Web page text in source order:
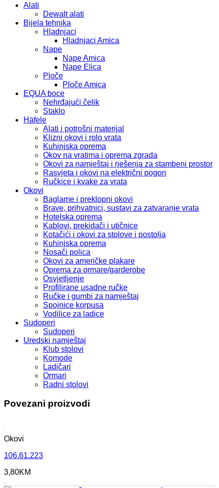
Alati
Dewalt alati
Bijela tehnika
Hladnjaci
Hladnjaci Amica
Nape
Nape Amica
Nape Elica
Ploče
Ploče Amica
EQUA boce
Nehrđajući čelik
Staklo
Häfele
Alati i potrošni materijal
Klizni okovi i rolo vrata
Kuhinjska oprema
Okov na vratima i oprema zgrada
Okovi za namještaj i rješenja za stambeni prostor
Rasvjeta i okovi na električni pogon
Ručkice i kvake za vrata
Okovi
Baglame i preklopni okovi
Brave, prihvatnici, sustavi za zatvaranje vrata
Hotelska oprema
Kablovi, prekidači i utičnice
Kotačići i okovi za stolove i postolja
Kuhinjska oprema
Nosači polica
Okovi za američke plakare
Oprema za ormare/garderobe
Osvjetljenje
Profilirane usadne ručke
Ručke i gumbi za namještaj
Spojnice korpusa
Vodilice za ladice
Sudoperi
Sudoperi
Uredski namještaj
Klub stolovi
Komode
Ladičari
Ormari
Radni stolovi
Povezani proizvodi
Okovi
106.61.223
3,80KM